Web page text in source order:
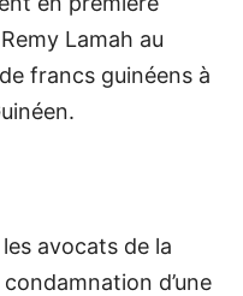
Lamah au
francs guinéens à
avocats de la
d’une